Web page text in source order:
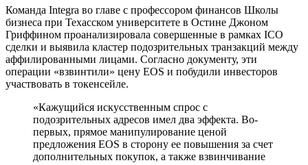
Команда Integra во главе с профессором финансов Школы
бизнеса при Техасском университете в Остине Джоном
Гриффином проанализировала совершенные в рамках ICO
сделки и выявила кластер подозрительных транзакций между
аффилированными лицами. Согласно документу, эти
операции «взвинтили» цену EOS и побудили инвесторов
участвовать в токенсейле.
«Кажущийся искусственным спрос с
подозрительных адресов имел два эффекта. Во-
первых, прямое манипулирование ценой
предложения EOS в сторону ее повышения за счет
дополнительных покупок, а также взвинчивание